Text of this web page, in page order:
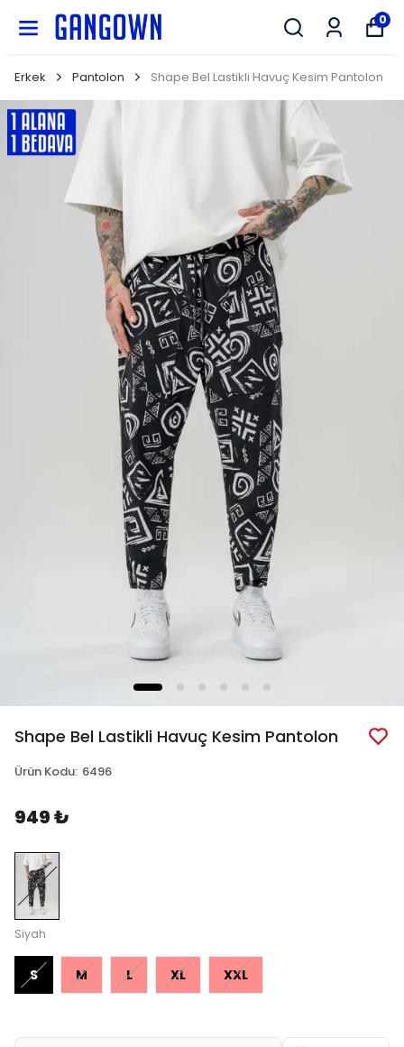
0
Erkek Pantolon Shape Bel Lastikli Havuç Kesim Pantolon
Shape Bel Lastikli Havuç Kesim Pantolon
Ürün Kodu: 6496
949 ₺
Siyah
S M L XL XXL